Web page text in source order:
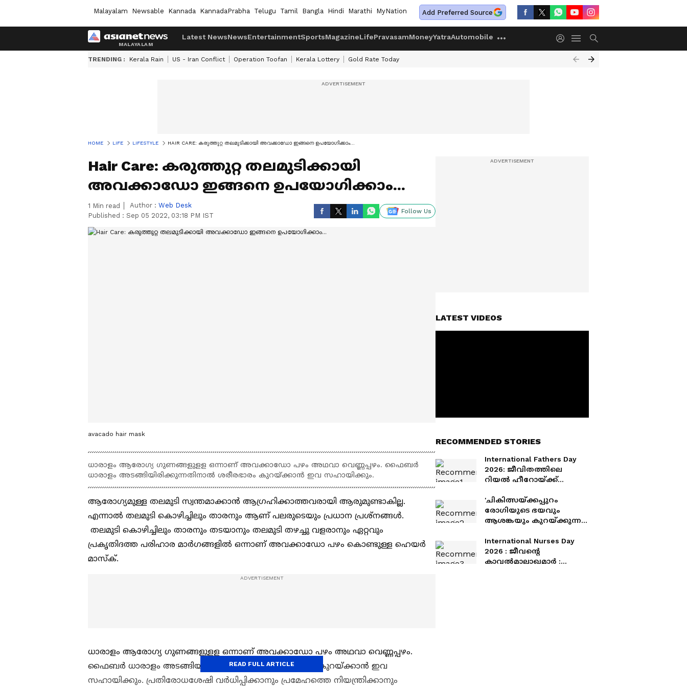
Malayalam Newsable Kannada KannadaPrabha Telugu Tamil Bangla Hindi Marathi MyNation Add Preferred Source
Latest NewsNewsEntertainmentSportsMagazineLifePravasamMoneyYatraAutomobile
TRENDING : Kerala Rain US - Iran Conflict Operation Toofan Kerala Lottery Gold Rate Today
HOME LIFE LIFESTYLE HAIR CARE: കരുത്തുറ്റ തലമുടിക്കായി അവക്കാഡോ ഇങ്ങനെ ഉപയോഗിക്കാം...
Hair Care: കരുത്തുറ്റ തലമുടിക്കായി
അവക്കാഡോ ഇങ്ങനെ ഉപയോഗിക്കാം...
1 Min read Author : Web Desk
Published : Sep 05 2022, 03:18 PM IST
Follow Us
avacado hair mask
ധാരാളം ആരോഗ്യ ഗുണങ്ങളുളള ഒന്നാണ് അവക്കാഡോ പഴം അഥവാ വെണ്ണപ്പഴം. ഫൈബര്‍
ധാരാളം അടങ്ങിയിരിക്കുന്നതിനാല്‍ ശരീരഭാരം കുറയ്ക്കാന്‍ ഇവ സഹായിക്കും.
ആരോഗ്യമുള്ള തലമുടി സ്വന്തമാക്കാൻ ആഗ്രഹിക്കാത്തവരായി ആരുമുണ്ടാകില്ല.
എന്നാല്‍ തലമുടി കൊഴിച്ചിലും താരനും ആണ് പലരുടെയും പ്രധാന പ്രശ്നങ്ങള്‍.
തലമുടി കൊഴിച്ചിലും താരനും തടയാനും തലമുടി തഴച്ചു വളരാനും ഏറ്റവും
പ്രകൃതിദത്ത പരിഹാര മാർഗങ്ങളിൽ ഒന്നാണ് അവക്കാഡോ പഴം കൊണ്ടുള്ള ഹെയര്‍
മാസ്ക്.
ധാരാളം ആരോഗ്യ ഗുണങ്ങളുളള ഒന്നാണ് അവക്കാഡോ പഴം അഥവാ വെണ്ണപ്പഴം.
ഫൈബര്‍ ധാരാളം അടങ്ങിയിരിക്കുന്നതിനാല്‍ ശരീരഭാരം കുറയ്ക്കാന്‍ ഇവ
സഹായിക്കും. പ്രതിരോധശേഷി വര്‍ധിപ്പിക്കാനും പ്രമേഹത്തെ നിയന്ത്രിക്കാനും
READ FULL ARTICLE
LATEST VIDEOS
RECOMMENDED STORIES
International Fathers Day
2026: ജീവിതത്തിലെ
റിയൽ ഹീറോയ്ക്ക്
'ചികിത്സയ്ക്കപ്പുറം
രോഗിയുടെ ഭയവും
ആശങ്കയും കുറയ്ക്കുന്ന
പലപ്പോഴും നഴ്സിന്റെ
ഏറ്റവും വലിയ സംഭാവന'
International Nurses Day
2026 : ജീവന്റെ
കാവൽമാലാഖമാർ :